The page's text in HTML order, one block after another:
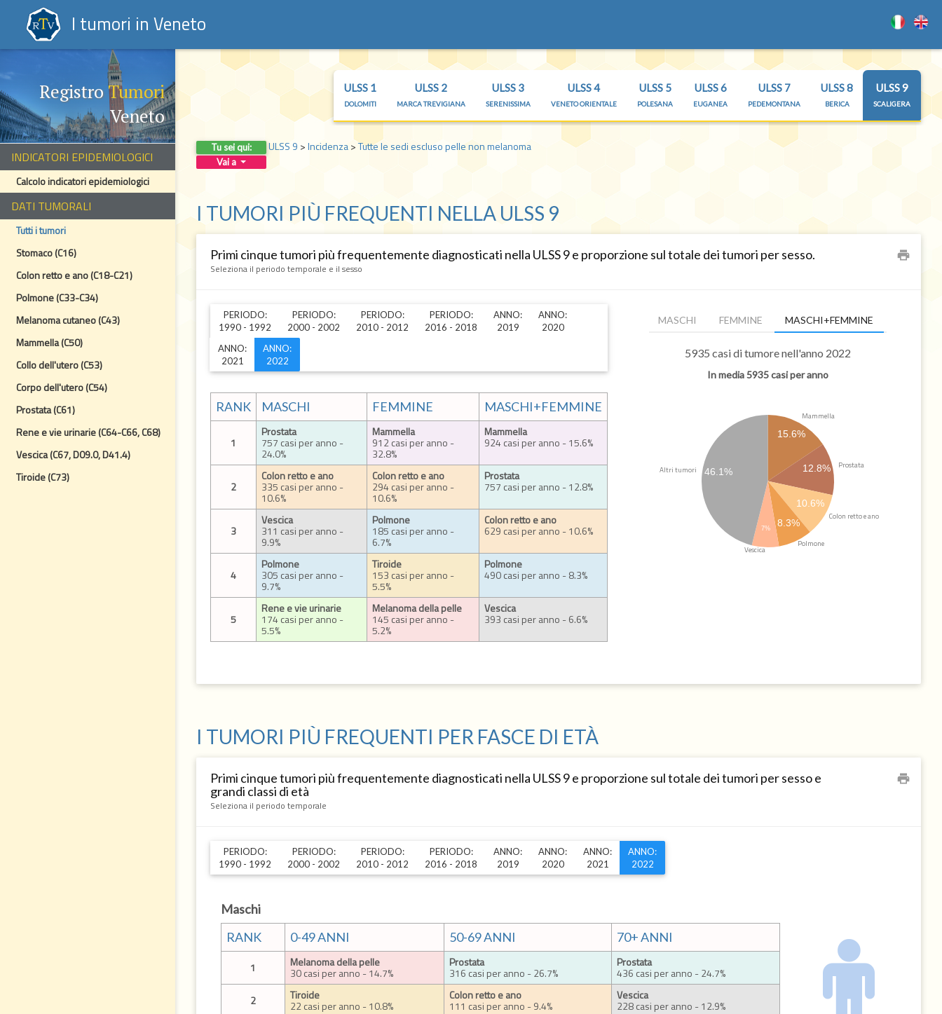
I tumori in Veneto
RegistroTumori
Veneto
INDICATORI EPIDEMIOLOGICI
Calcolo indicatori epidemiologici
DATI TUMORALI
Tutti i tumori
Stomaco (C16)
Colon retto e ano (C18-C21)
Polmone (C33-C34)
Melanoma cutaneo (C43)
Mammella (C50)
Collo dell'utero (C53)
Corpo dell'utero (C54)
Prostata (C61)
Rene e vie urinarie (C64-C66, C68)
Vescica (C67, D09.0, D41.4)
Tiroide (C73)
ULSS 1
DOLOMITI
ULSS 2
MARCA TREVIGIANA
ULSS 3
SERENISSIMA
ULSS 4
VENETO ORIENTALE
ULSS 5
POLESANA
ULSS 6
EUGANEA
ULSS 7
PEDEMONTANA
ULSS 8
BERICA
ULSS 9
SCALIGERA
Tu sei qui: ULSS 9 >Incidenza>Tutte le sedi escluso pelle non melanoma
Vai a
I TUMORI PIÙ FREQUENTI NELLA ULSS 9
Primi cinque tumori più frequentemente diagnosticati nella ULSS 9 e proporzione sul totale dei tumori per sesso.
Seleziona il periodo temporale e il sesso
print
PERIODO:
1990 - 1992
PERIODO:
2000 - 2002
PERIODO:
2010 - 2012
PERIODO:
2016 - 2018
ANNO:
2019
ANNO:
2020
ANNO:
2021
ANNO:
2022
RANK MASCHI FEMMINE MASCHI+FEMMINE
1
Prostata
757 casi per anno -
24.0%
Mammella
912 casi per anno -
32.8%
Mammella
924 casi per anno - 15.6%
2
Colon retto e ano
335 casi per anno -
10.6%
Colon retto e ano
294 casi per anno -
10.6%
Prostata
757 casi per anno - 12.8%
3
Vescica
311 casi per anno -
9.9%
Polmone
185 casi per anno -
6.7%
Colon retto e ano
629 casi per anno - 10.6%
4
Polmone
305 casi per anno -
9.7%
Tiroide
153 casi per anno -
5.5%
Polmone
490 casi per anno - 8.3%
5
Rene e vie urinarie
174 casi per anno -
5.5%
Melanoma della pelle
145 casi per anno -
5.2%
Vescica
393 casi per anno - 6.6%
MASCHI FEMMINE MASCHI+FEMMINE
5935 casi di tumore nell'anno 2022
In media 5935 casi per anno
15.6%
12.8%
10.6%
8.3%
7%
46.1%
Mammella
Prostata
Colon retto e ano
Polmone
Vescica
Altri tumori
I TUMORI PIÙ FREQUENTI PER FASCE DI ETÀ
Primi cinque tumori più frequentemente diagnosticati nella ULSS 9 e proporzione sul totale dei tumori per sesso e
grandi classi di età
Seleziona il periodo temporale
print
PERIODO:
1990 - 1992
PERIODO:
2000 - 2002
PERIODO:
2010 - 2012
PERIODO:
2016 - 2018
ANNO:
2019
ANNO:
2020
ANNO:
2021
ANNO:
2022
Maschi
RANK
0-49 ANNI 50-69 ANNI 70+ ANNI
1 Melanoma della pelle
30 casi per anno - 14.7%
Prostata
316 casi per anno - 26.7%
Prostata
436 casi per anno - 24.7%
2
Tiroide
22 casi per anno - 10.8%
Colon retto e ano
111 casi per anno - 9.4%
Vescica
228 casi per anno - 12.9%